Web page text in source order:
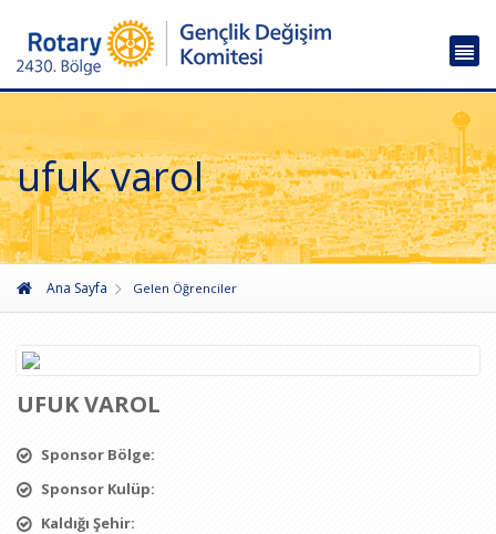
ufuk varol
Ana Sayfa Gelen Öğrenciler
UFUK VAROL
Sponsor Bölge:
Sponsor Kulüp:
Kaldığı Şehir: